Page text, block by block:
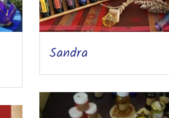
Sandra